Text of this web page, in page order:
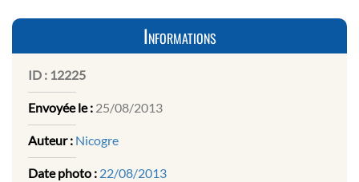
Informations
ID : 12225
Envoyée le : 25/08/2013
Auteur : Nicogre
Date photo : 22/08/2013